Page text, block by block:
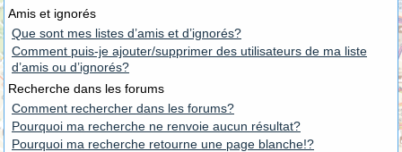
Amis et ignorés
Que sont mes listes d’amis et d’ignorés?
Comment puis-je ajouter/supprimer des utilisateurs de ma liste
d’amis ou d’ignorés?
Recherche dans les forums
Comment rechercher dans les forums?
Pourquoi ma recherche ne renvoie aucun résultat?
Pourquoi ma recherche retourne une page blanche!?